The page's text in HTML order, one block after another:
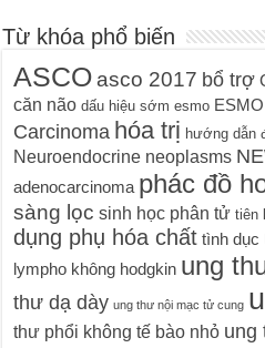
Từ khóa phổ biến
ASCO asco 2017 bổ trợ
căn não dấu hiệu sớm esmo
Carcinoma hóa trị hướng dẫn
Neuroendocrine neoplasms
adenocarcinoma phác đồ
sàng lọc sinh học phân tử tiên
dụng phụ hóa chất tình dục
lympho không hodgkin ung
thư dạ dày ung thư nội mạc tử cung
thư phổi không tế bào nhỏ ung